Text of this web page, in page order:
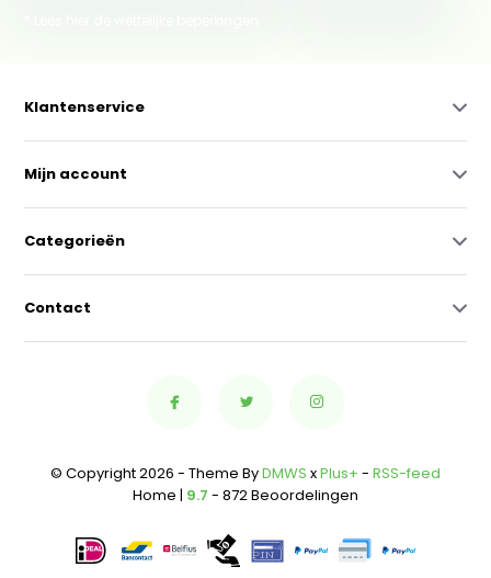
Klantenservice
Mijn account
Categorieën
Contact
© Copyright 2026 - Theme ByDMWS xPlus+ - RSS-feed
Home | 9.7 - 872 Beoordelingen